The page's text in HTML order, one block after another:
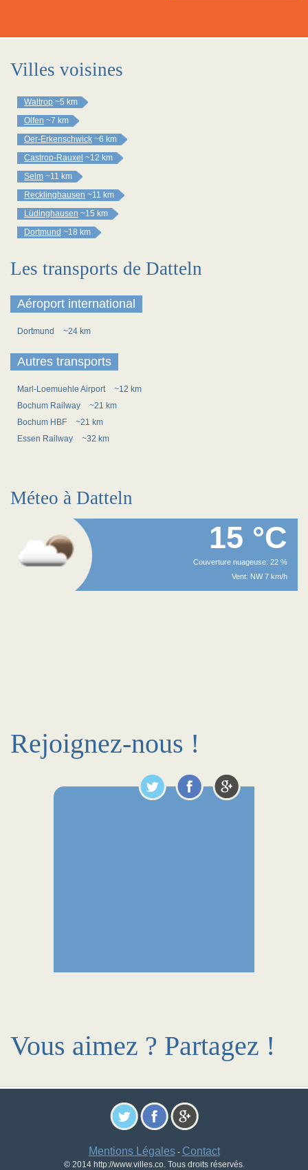
Villes voisines
Waltrop ~5 km
Olfen ~7 km
Oer-Erkenschwick ~6 km
Castrop-Rauxel ~12 km
Selm ~11 km
Recklinghausen ~11 km
Lüdinghausen ~15 km
Dortmund ~18 km
Les transports de Datteln
Aéroport international
Dortmund ~24 km
Autres transports
Marl-Loemuehle Airport
~12 km
Bochum Railway
~21 km
Bochum HBF
~21 km
Essen Railway
~32 km
Méteo à Datteln
15 °C
Couverture nuageuse: 22 %
Vent: NW 7 km/h
Rejoignez-nous !
Vous aimez ? Partagez !
Mentions Légales- Contact
© 2014 http://www.villes.co. Tous droits réservés.